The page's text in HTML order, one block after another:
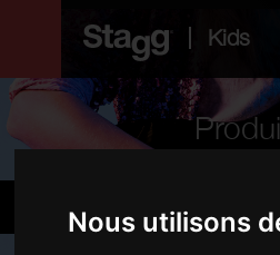
Nous utilisons
Kids
Guitares et